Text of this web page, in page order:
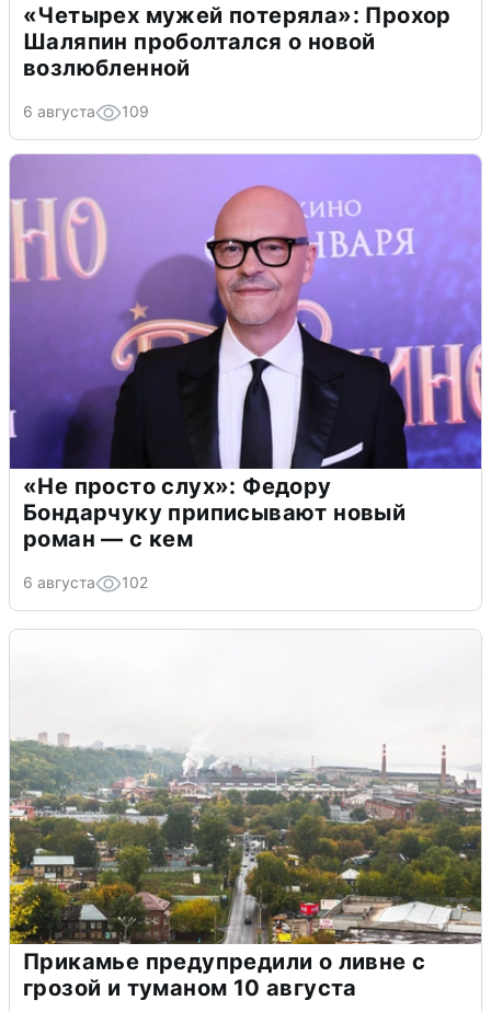
«Четырех мужей потеряла»: Прохор
Шаляпин проболтался о новой
возлюбленной
6 августа 109
«Не просто слух»: Федору
Бондарчуку приписывают новый
роман — с кем
6 августа 102
Прикамье предупредили о ливне с
грозой и туманом 10 августа